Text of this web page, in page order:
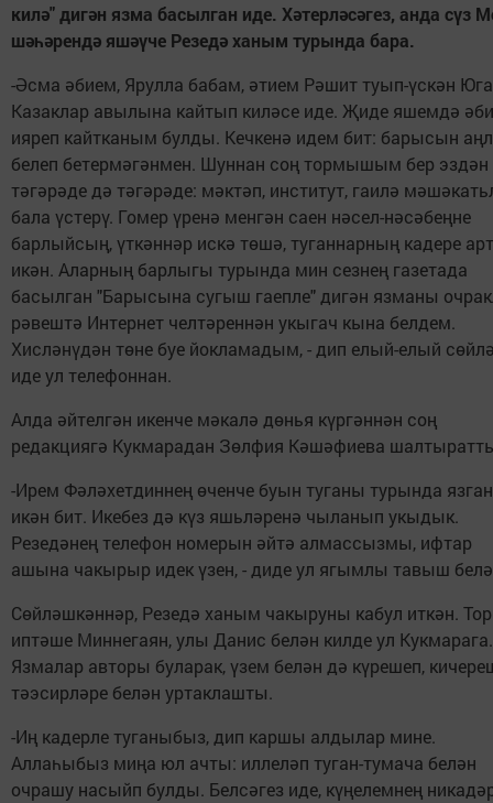
килә" дигән язма басылган иде. Хәтерләсәгез, анда сүз
шәһәрендә яшәүче Резедә ханым турында бара.
-Әсма әбием, Ярулла бабам, әтием Рәшит туып-үскән
Казаклар авылына кайтып киләсе иде. Җиде яшемдә
ияреп кайтканым булды. Кечкенә идем бит: барысын
белеп бетермәгәнмен. Шуннан соң тормышым бер эздән
тәгәрәде дә тәгәрәде: мәктәп, институт, гаилә
бала үстерү. Гомер үренә менгән саен нәсел-нәсәбеңне
барлыйсың, үткәннәр искә төшә, туганнарның кадере
икән. Аларның барлыгы турында мин сезнең газетада
басылган "Барысына сугыш гаепле" дигән язманы
рәвештә Интернет челтәреннән укыгач кына белдем.
Хисләнүдән төне буе йокламадым, - дип елый-елый
иде ул телефоннан.
Алда әйтелгән икенче мәкалә дөнья күргәннән соң
редакциягә Кукмарадан Зөлфия Кәшәфиева
-Ирем Фәләхетдиннең өченче буын туганы турында
икән бит. Икебез дә күз яшьләренә чыланып укыдык.
Резедәнең телефон номерын әйтә алмассызмы, ифтар
ашына чакырыр идек үзен, - диде ул ягымлы тавыш
Сөйләшкәннәр, Резедә ханым чакыруны кабул иткән.
иптәше Миннегаян, улы Данис белән килде ул Кукмарага.
Язмалар авторы буларак, үзем белән дә күрешеп,
тәэсирләре белән уртаклашты.
-Иң кадерле туганыбыз, дип каршы алдылар мине.
Аллаһыбыз миңа юл ачты: иллеләп туган-тумача белән
очрашу насыйп булды. Белсәгез иде, күңелемнең